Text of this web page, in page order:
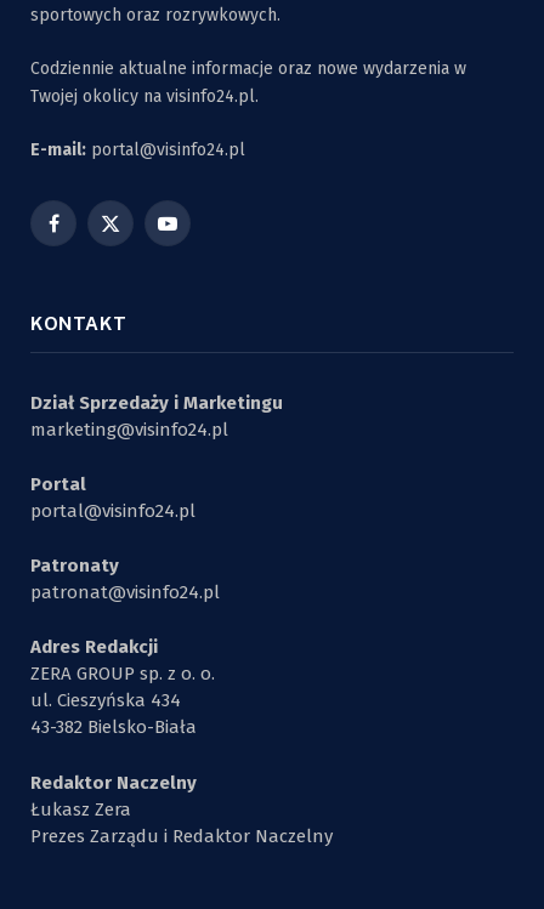
sportowych oraz rozrywkowych.
Codziennie aktualne informacje oraz nowe wydarzenia w
Twojej okolicy na visinfo24.pl.
E-mail: portal@visinfo24.pl
Facebook
X
YouTube
KONTAKT
Dział Sprzedaży i Marketingu
marketing@visinfo24.pl
Portal
portal@visinfo24.pl
Patronaty
patronat@visinfo24.pl
Adres Redakcji
ZERA GROUP sp. z o. o.
ul. Cieszyńska 434
43-382 Bielsko-Biała
Redaktor Naczelny
Łukasz Zera
Prezes Zarządu i Redaktor Naczelny